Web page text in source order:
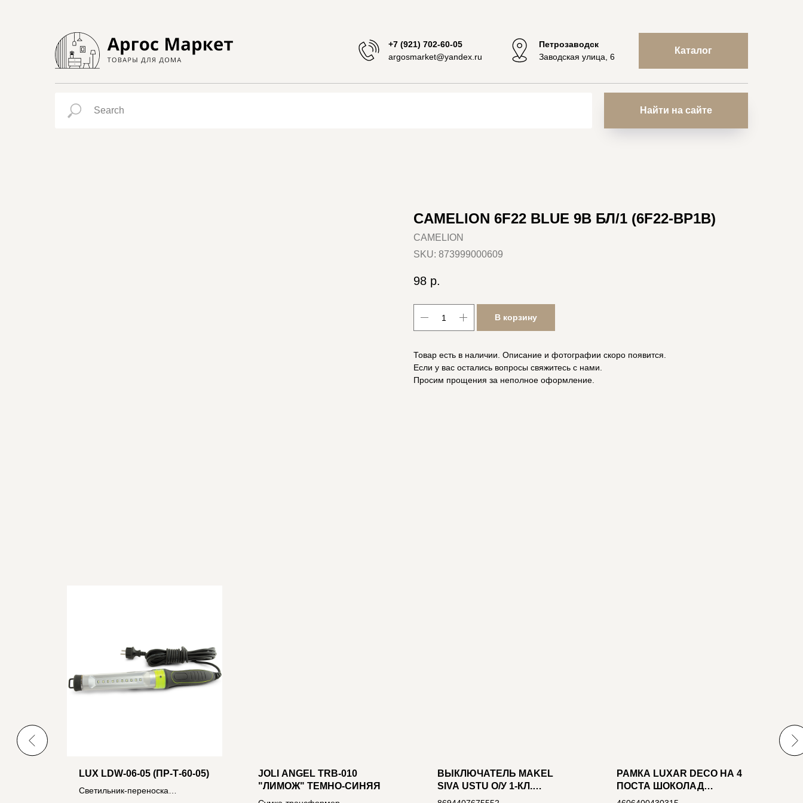
+7 (921) 702-60-05
argosmarket@yandex.ru
Петрозаводск
Заводская улица, 6
Каталог
Найти на сайте
CAMELION 6F22 BLUE 9В БЛ/1 (6F22-BP1B)
CAMELION
SKU: 873999000609
98 р.
В корзину
Товар есть в наличии. Описание и фотографии скоро появится.
Если у вас остались вопросы свяжитесь с нами.
Просим прощения за неполное оформление.
LUX LDW-06-05 (ПР-Т-60-05)
Светильник-переноска
JOLI ANGEL TRB-010
"ЛИМОЖ" ТЕМНО-СИНЯЯ
ВЫКЛЮЧАТЕЛЬ MAKEL
SIVA USTU О/У 1-КЛ.
КРЕМОВЫЙ, 250В 10А IP20
РАМКА LUXAR DECO НА 4
ПОСТА ШОКОЛАД
РИФЛЕНАЯ ГОРИЗОНТ.